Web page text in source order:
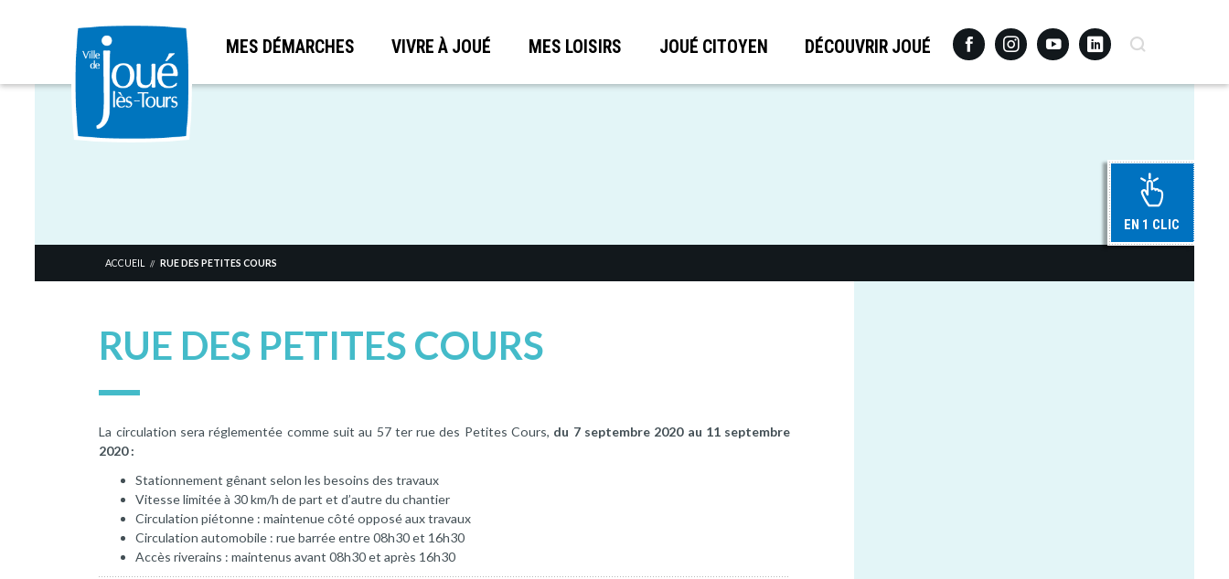
Aller
MES DÉMARCHES VIVRE À JOUÉ MES LOISIRS JOUÉ CITOYEN DÉCOUVRIR JOUÉ FacebookInstagramYoutubeLinkedinRecherche
EN 1 CLIC
ACCUEIL // RUE DES PETITES COURS
RUE DES PETITES COURS
La circulation sera réglementée comme suit au 57 ter rue des Petites Cours, du 7 septembre 2020 au 11 septembre
2020 :
Stationnement gênant selon les besoins des travaux
Vitesse limitée à 30 km/h de part et d’autre du chantier
Circulation piétonne : maintenue côté opposé aux travaux
Circulation automobile : rue barrée entre 08h30 et 16h30
Accès riverains : maintenus avant 08h30 et après 16h30